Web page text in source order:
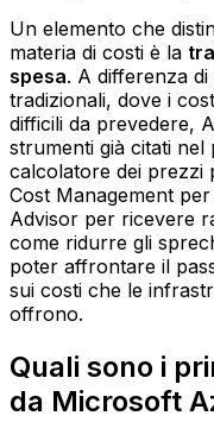
Un elemento che
materia di costi è la
spesa. A differenza
tradizionali, dove i
difficili da prevedere,
strumenti già citati
calcolatore dei prezzi
Cost Management
Advisor per ricevere
come ridurre gli
poter affrontare il
sui costi che le
offrono.
Quali sono i
da Microsoft